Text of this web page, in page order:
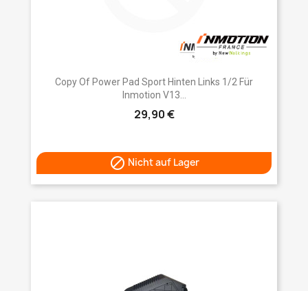
Copy Of Power Pad Sport Hinten Links 1/2 Für
Inmotion V13...
29,90 €
 Nicht auf Lager